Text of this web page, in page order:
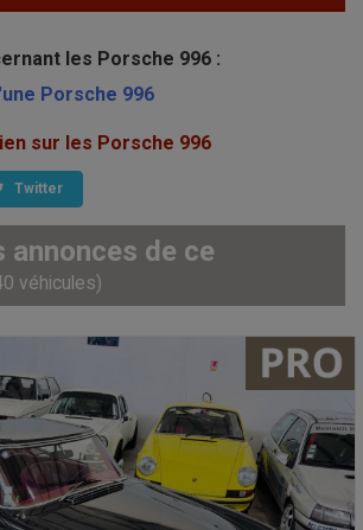
les Porsche 996 :
Porsche 996
sur les Porsche 996
Twitter
annonces de ce
véhicules)